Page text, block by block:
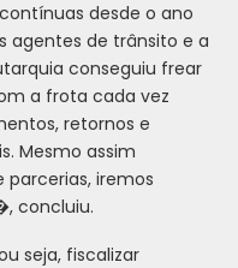
desde o ano
agentes de trânsito e a
conseguiu frear
a frota cada vez
retornos e
Mesmo assim
iremos
concluiu.
seja, fiscalizar